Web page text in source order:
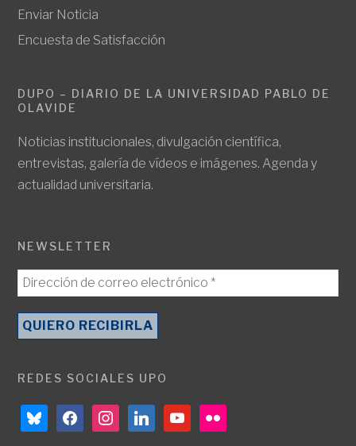
Enviar Noticia
Encuesta de Satisfacción
DUPO – DIARIO DE LA UNIVERSIDAD PABLO DE
OLAVIDE
Noticias institucionales, divulgación científica,
entrevistas, galería de vídeos e imágenes. Agenda y
actualidad universitaria.
NEWSLETTER
REDES SOCIALES UPO
blueskyfacebookinstagramlinkedinyoutubeflickr